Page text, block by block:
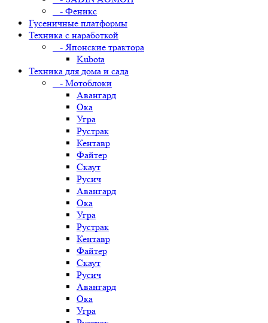
- Феникс
Гусеничные платформы
Техника с наработкой
- Японские трактора
Kubota
Техника для дома и сада
- Мотоблоки
Авангард
Ока
Угра
Рустрак
Кентавр
Файтер
Скаут
Русич
Авангард
Ока
Угра
Рустрак
Кентавр
Файтер
Скаут
Русич
Авангард
Ока
Угра